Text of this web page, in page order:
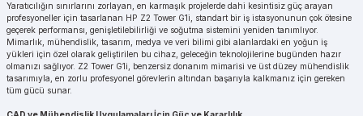
Yaratıcılığın sınırlarını zorlayan, en karmaşık projelerde dahi kesintisiz güç arayan
profesyoneller için tasarlanan HP Z2 Tower G1i, standart bir iş istasyonunun çok ötesine
geçerek performansı, genişletilebilirliği ve soğutma sistemini yeniden tanımlıyor.
Mimarlık, mühendislik, tasarım, medya ve veri bilimi gibi alanlardaki en yoğun iş
yükleri için özel olarak geliştirilen bu cihaz, geleceğin teknolojilerine bugünden hazır
olmanızı sağlıyor. Z2 Tower G1i, benzersiz donanım mimarisi ve üst düzey mühendislik
tasarımıyla, en zorlu profesyonel görevlerin altından başarıyla kalkmanız için gereken
tüm gücü sunar.